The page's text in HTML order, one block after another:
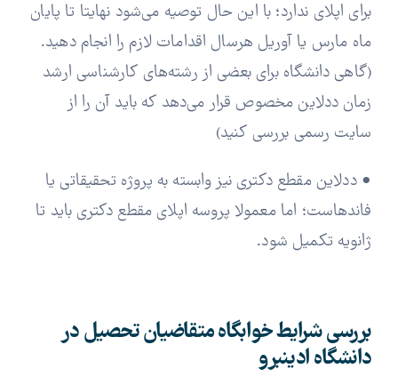
برای اپلای ندارد؛ با این حال توصیه می‌شود نهایتا تا پایان
ماه مارس یا آوریل هرسال اقدامات لازم را انجام دهید.
(گاهی دانشگاه برای بعضی از رشته‌های کارشناسی ارشد
زمان ددلاین مخصوص قرار می‌دهد که باید آن را از
سایت رسمی بررسی کنید)
• ددلاین مقطع دکتری نیز وابسته به پروژه تحقیقاتی یا
فاندهاست؛ اما معمولا پروسه اپلای مقطع دکتری باید تا
ژانویه تکمیل شود.
بررسی شرایط خوابگاه متقاضیان تحصیل در
دانشگاه ادینبرو